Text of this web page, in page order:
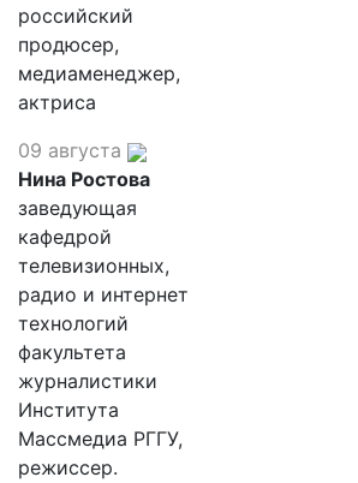
российский
продюсер,
медиаменеджер,
актриса
09 августа
Нина Ростова
заведующая
кафедрой
телевизионных,
радио и интернет
технологий
факультета
журналистики
Института
Массмедиа РГГУ,
режиссер.